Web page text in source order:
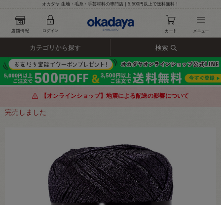
オカダヤ 生地・毛糸・手芸材料の専門店｜5,500円以上で送料無料！
カテゴリから探す 検索
【オンラインショップ】地震による配送の影響について
完売しました